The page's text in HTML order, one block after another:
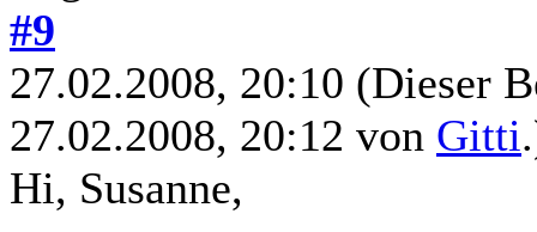
#9
27.02.2008, 20:10 (Dieser
27.02.2008, 20:12 von Gitti
Hi, Susanne,